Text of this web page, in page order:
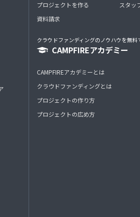
プロジェクトを作る
資料請求
スタッ
クラウドファンディングのノウハウを無料
CAMPFIREアカデミー
CAMPFIREアカデミーとは
クラウドファンディングとは
プロジェクトの作り方
プロジェクトの広め方